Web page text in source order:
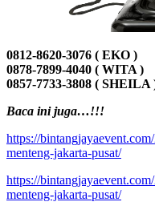
0812-8620-3076 ( EKO )
0878-7899-4040 ( WITA )
0857-7733-3808 ( SHEILA
Baca ini juga…!!!
https://
menteng-jakarta-pusat/
https://
menteng-jakarta-pusat/